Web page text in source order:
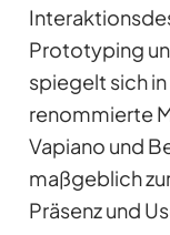
Prototyping
spiegelt sich
renommierte
Vapiano und
maßgeblich
Präsenz und